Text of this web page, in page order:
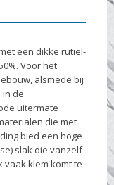
een dikke rutiel-
Voor het
alsmede bij
de
uitermate
die met
bied een hoge
slak die vanzelf
vaak klem komt te